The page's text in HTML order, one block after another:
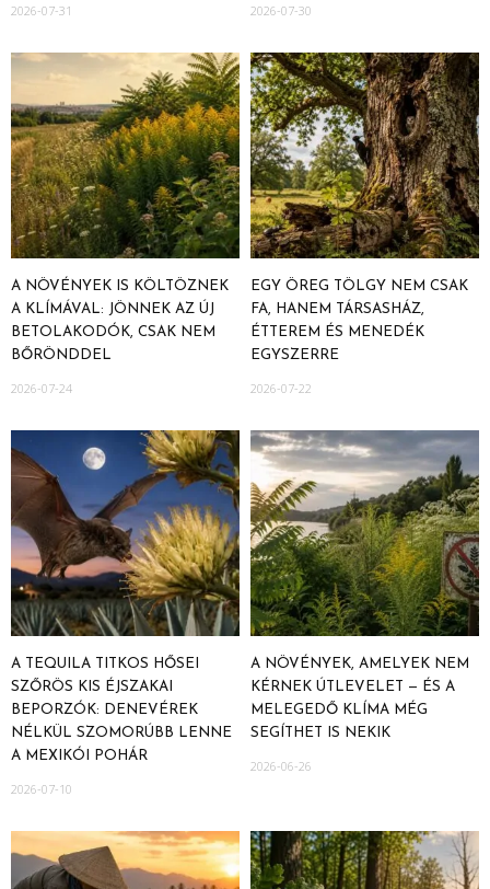
2026-07-31 2026-07-30
A NÖVÉNYEK IS KÖLTÖZNEK
A KLÍMÁVAL: JÖNNEK AZ ÚJ
BETOLAKODÓK, CSAK NEM
BŐRÖNDDEL
2026-07-24
EGY ÖREG TÖLGY NEM CSAK
FA, HANEM TÁRSASHÁZ,
ÉTTEREM ÉS MENEDÉK
EGYSZERRE
2026-07-22
A TEQUILA TITKOS HŐSEI
SZŐRÖS KIS ÉJSZAKAI
BEPORZÓK: DENEVÉREK
NÉLKÜL SZOMORÚBB LENNE
A MEXIKÓI POHÁR
2026-07-10
A NÖVÉNYEK, AMELYEK NEM
KÉRNEK ÚTLEVELET — ÉS A
MELEGEDŐ KLÍMA MÉG
SEGÍTHET IS NEKIK
2026-06-26